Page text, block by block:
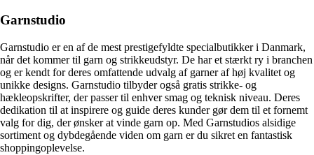
Garnstudio
Garnstudio er en af de mest prestigefyldte specialbutikker i Danmark,
når det kommer til garn og strikkeudstyr. De har et stærkt ry i branchen
og er kendt for deres omfattende udvalg af garner af høj kvalitet og
unikke designs. Garnstudio tilbyder også gratis strikke- og
hækleopskrifter, der passer til enhver smag og teknisk niveau. Deres
dedikation til at inspirere og guide deres kunder gør dem til et fornemt
valg for dig, der ønsker at vinde garn op. Med Garnstudios alsidige
sortiment og dybdegående viden om garn er du sikret en fantastisk
shoppingoplevelse.